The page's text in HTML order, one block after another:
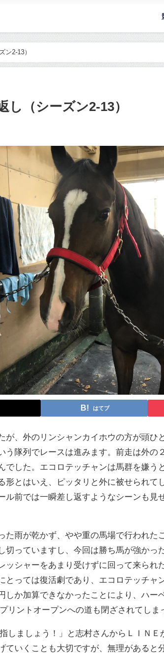
ン2-13）
し（シーズン2-13）
はてブ
が、外のリンシャンカイホウの方が頭ひ
う隊列でレースは進みます。前走は外
でした。エコロテッチャンは馬群を嫌う
とはいえ、ピッタリと外に被せられて
ル前では一瞬差し返すようなシーンも見
た雨が乾かず、やや重の馬場で行われた
切っていますし、今回は勝ち馬が強かっ
ッシャーをあまり受けずに回って来られ
とっては復活劇であり、エコロテッチ
しか加算できなかったことにより、ハー
リントオープンへの道も閉ざされてしま
しましょう！」と志村さんからＬＩＮ
ていくことも大切ですが、無理があると